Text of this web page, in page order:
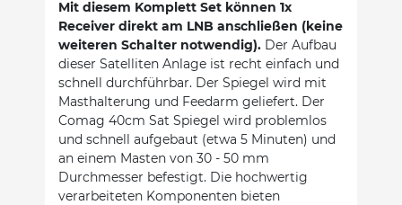
Mit diesem Komplett Set können 1x
Receiver direkt am LNB anschließen (keine
weiteren Schalter notwendig). Der Aufbau
dieser Satelliten Anlage ist recht einfach und
schnell durchführbar. Der Spiegel wird mit
Masthalterung und Feedarm geliefert. Der
Comag 40cm Sat Spiegel wird problemlos
und schnell aufgebaut (etwa 5 Minuten) und
an einem Masten von 30 - 50 mm
Durchmesser befestigt. Die hochwertig
verarbeiteten Komponenten bieten